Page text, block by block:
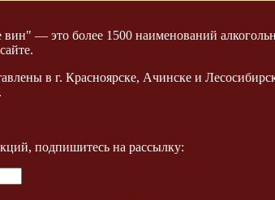
— это более 1500 наименований
в г. Красноярске, Ачинске и
подпишитесь на рассылку: